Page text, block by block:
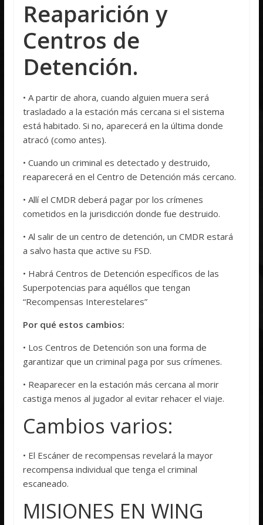
Reaparición y
Centros de
Detención.
• A partir de ahora, cuando alguien muera será
trasladado a la estación más cercana si el sistema
está habitado. Si no, aparecerá en la última donde
atracó (como antes).
• Cuando un criminal es detectado y destruido,
reaparecerá en el Centro de Detención más cercano.
• Allí el CMDR deberá pagar por los crímenes
cometidos en la jurisdicción donde fue destruido.
• Al salir de un centro de detención, un CMDR estará
a salvo hasta que active su FSD.
• Habrá Centros de Detención específicos de las
Superpotencias para aquéllos que tengan
“Recompensas Interestelares”
Por qué estos cambios:
• Los Centros de Detención son una forma de
garantizar que un criminal paga por sus crímenes.
• Reaparecer en la estación más cercana al morir
castiga menos al jugador al evitar rehacer el viaje.
Cambios varios:
• El Escáner de recompensas revelará la mayor
recompensa individual que tenga el criminal
escaneado.
MISIONES EN WING